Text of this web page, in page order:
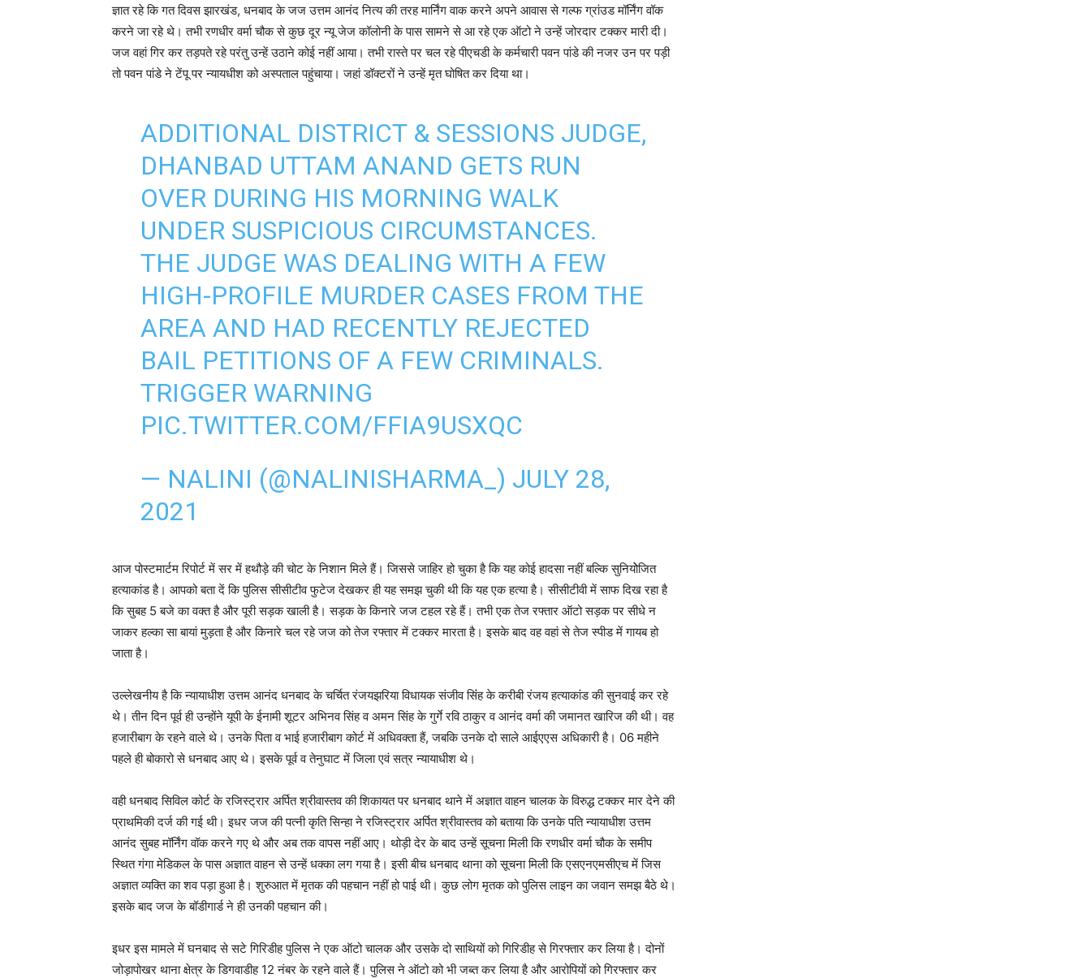
ज्ञात रहे कि गत दिवस झारखंड, धनबाद के जज उत्तम आनंद नित्य की तरह मार्निंग वाक करने अपने आवास से गल्फ ग्रांउड मॉर्निंग वॉक
करने जा रहे थे। तभी रणधीर वर्मा चौक से कुछ दूर न्यू जेज कॉलोनी के पास ​सामने से आ रहे एक ऑटो ने उन्हें जोरदार टक्कर मारी दी।
जज वहां गिर कर तड़पते रहे परंतु उन्हें उठाने कोई नहीं आया। तभी रास्ते पर चल रहे पीएचडी के कर्मचारी पवन पांडे की नजर उन पर पड़ी
तो पवन पांडे ने टेंपू पर न्यायधीश को अस्पताल पहुंचाया। जहां डॉक्टरों ने उन्हें मृत घोषित कर दिया था।
ADDITIONAL DISTRICT & SESSIONS JUDGE,
DHANBAD UTTAM ANAND GETS RUN
OVER DURING HIS MORNING WALK
UNDER SUSPICIOUS CIRCUMSTANCES.
THE JUDGE WAS DEALING WITH A FEW
HIGH-PROFILE MURDER CASES FROM THE
AREA AND HAD RECENTLY REJECTED
BAIL PETITIONS OF A FEW CRIMINALS.
TRIGGER WARNING
PIC.TWITTER.COM/FFIA9USXQC
— NALINI (@NALINISHARMA_) JULY 28,
2021
आज पोस्‍टमार्टम र‍िपोर्ट में सर में हथौड़े की चोट के न‍िशान म‍िले हैं।​ जिससे जाहिर हो चुका है कि यह कोई हादसा नहीं बल्‍कि सुन‍ियोेज‍ित
हत्‍याकांड है। आपको बता दें कि पुलिस सीसीटीव फुटेज देखकर ही यह समझ चुकी थी कि यह एक हत्या है। सीसीटीवी में साफ दिख रहा है
कि सुबह 5 बजे का वक्त है और पूरी सड़क खाली है। सड़क के किनारे जज टहल रहे हैं। तभी एक तेज रफ्तार ऑटो सड़क पर सीधे न
जाकर हल्का सा बायां मुड़ता है और किनारे चल रहे जज को तेज रफ्तार में टक्कर मारता है। इसके बाद वह वहां से तेज स्पीड में गायब हो
जाता है।
उल्लेखनीय है कि न्यायाधीश उत्तम आनंद धनबाद के चर्चित रंजयझर‍िया व‍िधायक संजीव स‍िंंह के करीबी रंजय हत्याकांड की सुनवाई कर रहे
थे। तीन दिन पूर्व ही उन्होंने यूपी के ईनामी शूटर अभिनव सिंह व अमन सिंह के गुर्गे रवि ठाकुर व आनंद वर्मा की जमानत खारिज की थी। वह
हजारीबाग के रहने वाले थे। उनके पिता व भाई हजारीबाग कोर्ट में अधिवक्ता हैं, जबकि उनके दो साले आईएएस अधिकारी है। 06 महीने
पहले ही बोकारो से धनबाद आए थे। इसके पूर्व व तेनुघाट में जिला एवं सत्र न्यायाधीश थे।
वही धनबाद सिविल कोर्ट के रजिस्ट्रार अर्पित श्रीवास्तव की शिकायत पर धनबाद थाने में अज्ञात वाहन चालक के विरुद्ध टक्कर मार देने की
प्राथमिकी दर्ज की गई थी। इधर जज की पत्नी कृति सिन्हा ने रजिस्ट्रार अर्पित श्रीवास्तव को बताया कि उनके पति न्यायाधीश उत्तम
आनंद सुबह मॉर्निंग वॉक करने गए थे और अब तक वापस नहीं आए। थोड़ी देर के बाद उन्हें सूचना मिली कि रणधीर वर्मा चौक के समीप
स्थित गंगा मेडिकल के पास अज्ञात वाहन से उन्हें धक्का लग गया है। इसी बीच धनबाद थाना को सूचना मिली कि एसएनएमसीएच में जिस
अज्ञात व्यक्ति का शव पड़ा हुआ है। शुरुआत में मृतक की पहचान नहीं हो पाई थी। कुछ लोग मृतक को पुलिस लाइन का जवान समझ बैठे थे।
इसके बाद जज के बॉडीगार्ड ने ही उनकी पहचान की।
इधर इस मामले में घनबाद से सटे गिरिडीह पुलिस ने एक ऑटो चालक और उसके दो साथियों को गिरिडीह से गिरफ्तार कर लिया है। दोनों
जोड़ापोखर थाना क्षेत्र के डिगवाडीह 12 नंबर के रहने वाले हैं। पुलिस ने ऑटो को भी जब्त कर लिया है और आरोपियों को गिरफ्तार कर